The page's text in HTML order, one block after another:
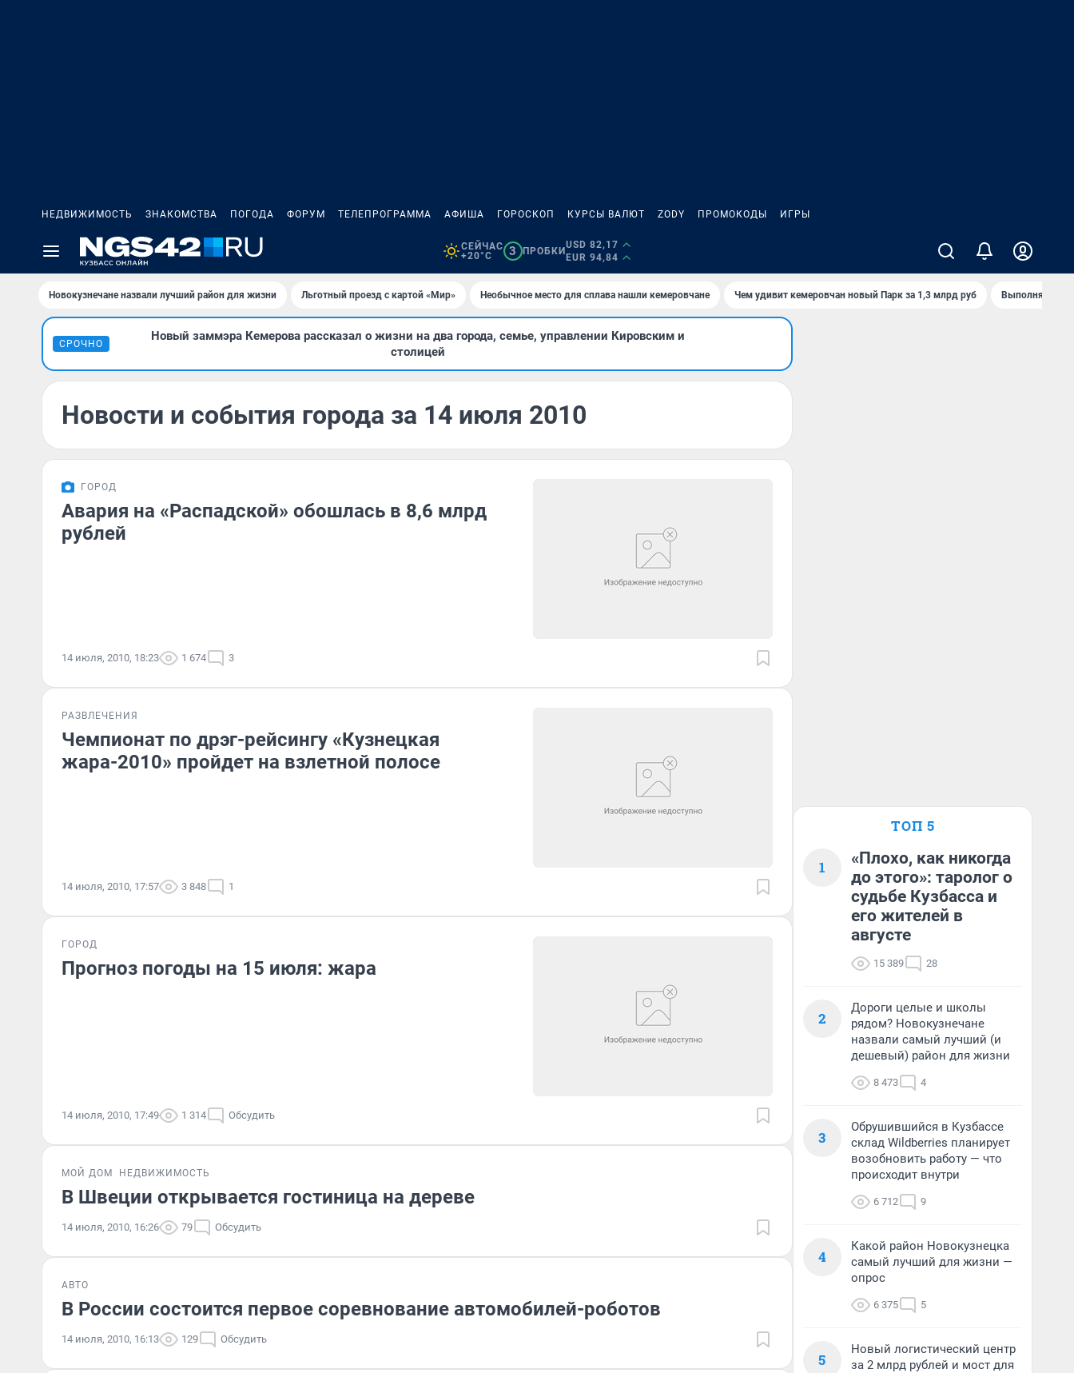
НЕДВИЖИМОСТЬ ЗНАКОМСТВА ПОГОДА ФОРУМ ТЕЛЕПРОГРАММА АФИША ГОРОСКОП КУРСЫ ВАЛЮТ ZODY ПРОМОКОДЫ ИГРЫ
СЕЙЧАС
+20°C
3 ПРОБКИ
USD 82,17
EUR 94,84
Новокузнечане назвали лучший район для жизни Льготный проезд с картой «Мир» Необычное место для сплава нашли кемеровчане Чем удивит кемеровчан новый Парк за 1,3 млрд руб Выполняется
СРОЧНО
Новый заммэра Кемерова рассказал о жизни на два города, семье, управлении Кировским и
столицей
Новости и события города за 14 июля 2010
ГОРОД
Авария на «Распадской» обошлась в 8,6 млрд
рублей
14 июля, 2010, 18:23 1 674 3
РАЗВЛЕЧЕНИЯ
Чемпионат по дрэг-рейсингу «Кузнецкая
жара-2010» пройдет на взлетной полосе
14 июля, 2010, 17:57 3 848 1
ГОРОД
Прогноз погоды на 15 июля: жара
14 июля, 2010, 17:49 1 314 Обсудить
МОЙ ДОМ НЕДВИЖИМОСТЬ
В Швеции открывается гостиница на дереве
14 июля, 2010, 16:26 79 Обсудить
АВТО
В России состоится первое соревнование автомобилей-роботов
14 июля, 2010, 16:13 129 Обсудить
ТОП 5
1
«Плохо, как никогда
до этого»: таролог о
судьбе Кузбасса и
его жителей в
августе
15 389 28
2
Дороги целые и школы
рядом? Новокузнечане
назвали самый лучший (и
дешевый) район для жизни
8 473 4
3
Обрушившийся в Кузбассе
склад Wildberries планирует
возобновить работу — что
происходит внутри
6 712 9
4
Какой район Новокузнецка
самый лучший для жизни —
опрос
6 375 5
5
Новый логистический центр
за 2 млрд рублей и мост для